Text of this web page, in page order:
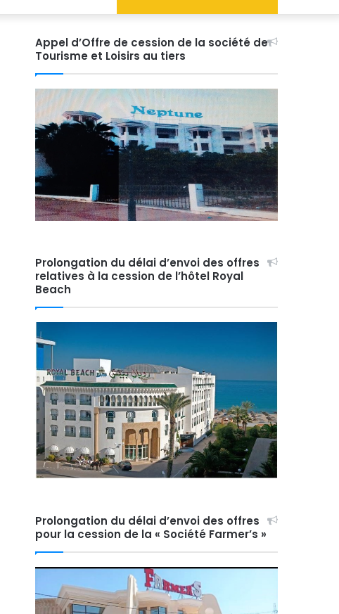
latérale)
Appel d’Offre de cession de la société de
Tourisme et Loisirs au tiers
Prolongation du délai d’envoi des offres
relatives à la cession de l’hôtel Royal
Beach
Prolongation du délai d’envoi des offres
pour la cession de la « Société Farmer’s »